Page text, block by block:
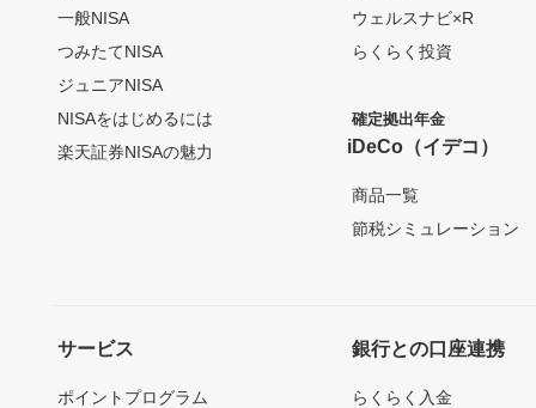
一般NISA
つみたてNISA
ジュニアNISA
NISAをはじめるには
楽天証券NISAの魅力
ウェルスナビ×R
らくらく投資
確定拠出年金
iDeCo（イデコ）
商品一覧
節税シミュレーション
サービス
ポイントプログラム
銀行との口座連携
らくらく入金